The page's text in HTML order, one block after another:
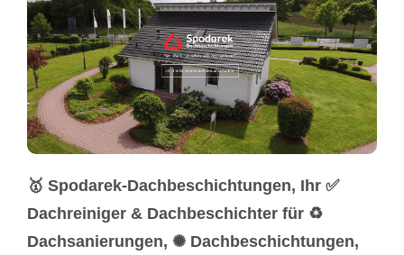
🥇 Spodarek-Dachbeschichtungen, Ihr ✅
Dachreiniger & Dachbeschichter für ♻
Dachsanierungen, ✺ Dachbeschichtungen,